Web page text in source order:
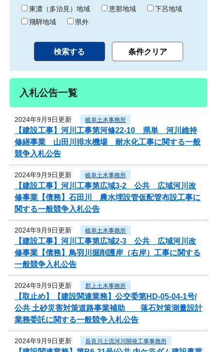
東濃（多治見）地域
恵那地域
下呂地域
飛騨地域
県外
入札公告一覧
2024年9月9日更新 岐阜土木事務所
【建設工事】河川工事第河修22-10 県単 河川維持
修繕事業 山田川排水機場 耐水化工事に関する一般
競争入札公告
2024年9月9日更新 岐阜土木事務所
【建設工事】河川工事第広域3-2 公共 広域河川改
修事業【債務】石田川 農水埋設管仮配管布設工事に
関する一般競争入札公告
2024年9月9日更新 岐阜土木事務所
【建設工事】河川工事第広域2-3 公共 広域河川改
修事業【債務】鳥羽川掘削護岸（右岸）工事に関する
一般競争入札公告
2024年9月9日更新 郡上土木事務所
【取止め】【建設関連業務】公交委第HD-05-04-1号/
公共 土砂災害対策道路事業補助 落石対策測量設計
業務委託に関する一般競争入札公告
2024年9月9日更新 長良川上流河川開発工事事務所